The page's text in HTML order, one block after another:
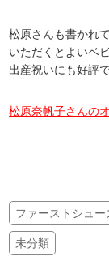
松原さんも書かれ
いただくとよいベ
出産祝いにも好評で
松原奈帆子さんの
ファーストシュ
未分類